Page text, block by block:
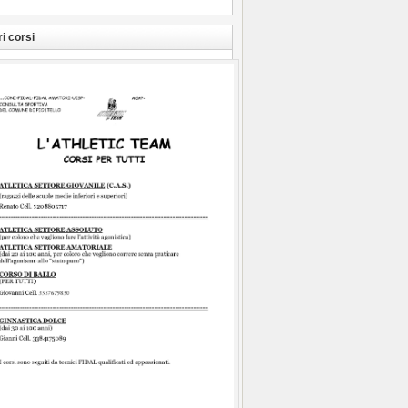
corsi